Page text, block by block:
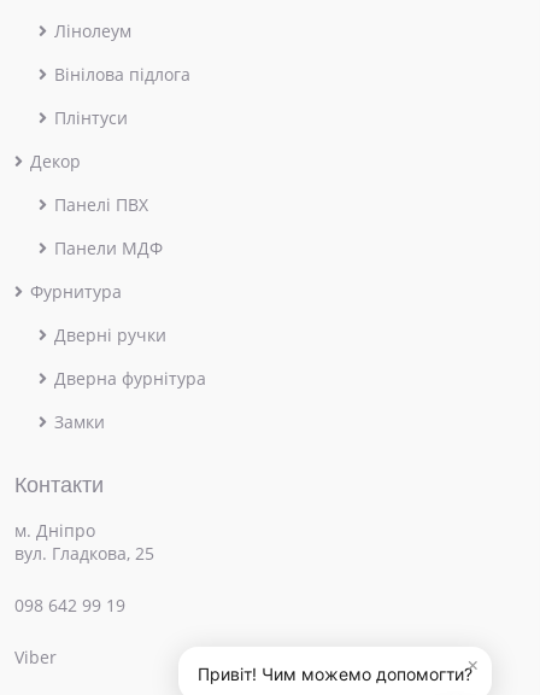
×
Привіт! Чим можемо допомогти?
Лінолеум
Вінілова підлога
Плінтуси
Декор
Панелі ПВХ
Панели МДФ
Фурнитура
Дверні ручки
Дверна фурнітура
Замки
Контакти
м. Дніпро
вул. Гладкова, 25
098 642 99 19
Viber